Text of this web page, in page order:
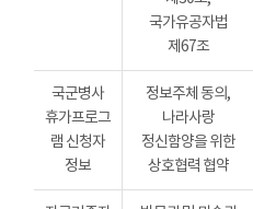
국가유공자법
제67조
국군병사
휴가프로그
램 신청자
정보
정보주체 동의,
나라사랑
정신함양을 위한
상호협력 협약